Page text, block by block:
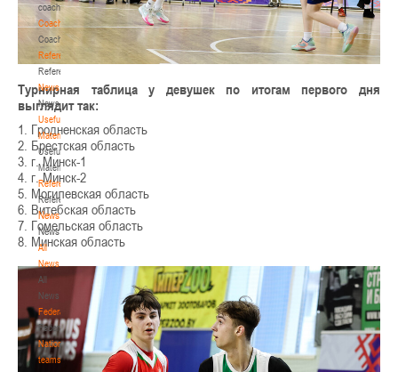
coaches
Coaches
Coaches
Refereeing
Refereeing
News
News
Useful
Materials
Useful
Materials
Referees
Referees
News
News
All
News
All
News
Federation
Federation
National
teams
Турнирная таблица у девушек по итогам первого дня
выглядит так:
1. Гродненская область
2. Брестская область
3. г. Минск-1
4. г. Минск-2
5. Могилевская область
6. Витебская область
7. Гомельская область
8. Минская область